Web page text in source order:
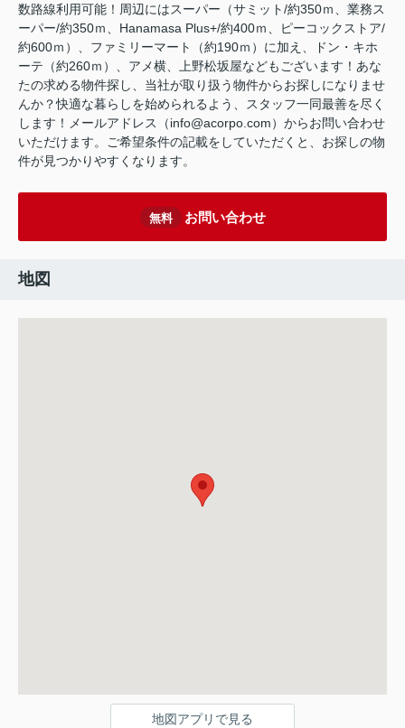
数路線利用可能！周辺にはスーパー（サミット/約350ｍ、業務ス
ーパー/約350ｍ、Hanamasa Plus+/約400ｍ、ピーコックストア/
約600ｍ）、ファミリーマート（約190ｍ）に加え、ドン・キホ
ーテ（約260ｍ）、アメ横、上野松坂屋などもございます！あな
たの求める物件探し、当社が取り扱う物件からお探しになりませ
んか？快適な暮らしを始められるよう、スタッフ一同最善を尽く
します！メールアドレス（info@acorpo.com）からお問い合わせ
いただけます。ご希望条件の記載をしていただくと、お探しの物
件が見つかりやすくなります。
無料 お問い合わせ
地図
地図アプリで見る